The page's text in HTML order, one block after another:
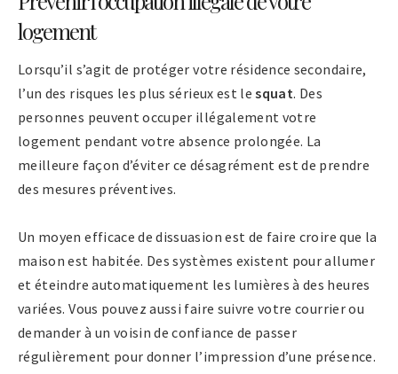
logement
Lorsqu’il s’agit de protéger votre résidence secondaire,
l’un des risques les plus sérieux est lesquat. Des
personnes peuvent occuper illégalement votre
logement pendant votre absence prolongée. La
meilleure façon d’éviter ce désagrément est de prendre
des mesures préventives.
Un moyen efficace de dissuasion est de faire croire que la
maison est habitée. Des systèmes existent pour allumer
et éteindre automatiquement les lumières à des heures
variées. Vous pouvez aussi faire suivre votre courrier ou
demander à un voisin de confiance de passer
régulièrement pour donner l’impression d’une présence.